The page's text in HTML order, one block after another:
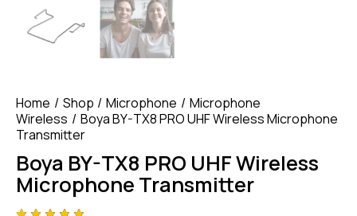
Home Shop Microphone
Microphone
Wireless
Boya BY-TX8 PRO UHF Wireless Microphone
Transmitter
Boya BY-TX8 PRO UHF Wireless
Microphone Transmitter